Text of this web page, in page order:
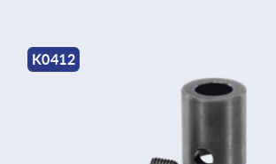
K0412